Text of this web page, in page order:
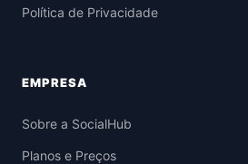
Política de Privacidade
EMPRESA
Sobre a SocialHub
Planos e Preços